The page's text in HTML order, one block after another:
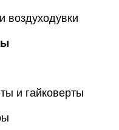
воздуходувки
и гайковерты